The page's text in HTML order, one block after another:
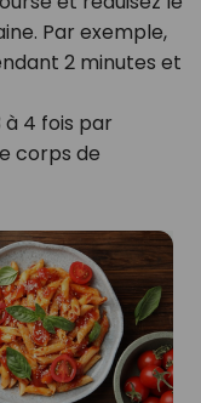
Par exemple,
2 minutes et
à 4 fois par
corps de